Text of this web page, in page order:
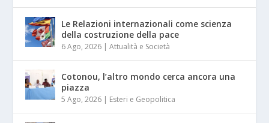
Le Relazioni internazionali come scienza
della costruzione della pace
6 Ago, 2026 |Attualità e Società
Cotonou, l’altro mondo cerca ancora una
piazza
5 Ago, 2026 | Esteri e Geopolitica